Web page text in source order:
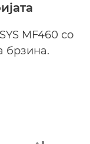
MF460 со
брзина.